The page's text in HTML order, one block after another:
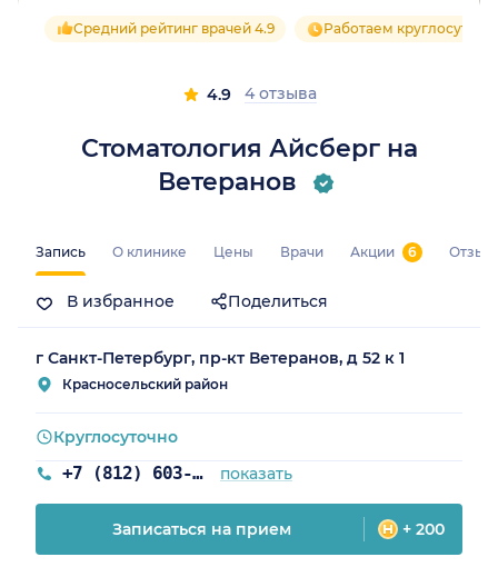
Стоматология Айсберг на
Ветеранов
Средний рейтинг врачей 4.9 Работаем
4.9 4 отзыва
Запись О клинике Цены Врачи Акции 6
В избранное Поделиться
г Санкт-Петербург, пр-кт Ветеранов, д 52 к 1
Красносельский район
+7 (812) 603-66-34 показать
Круглосуточно
Записаться на прием + 200